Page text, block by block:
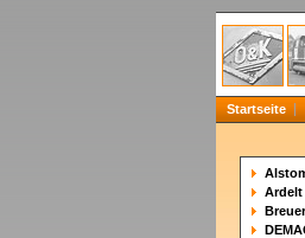
Startseite
Ardelt
Breuer